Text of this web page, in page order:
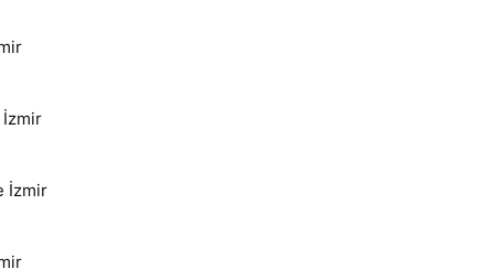
İzmir
İzmir